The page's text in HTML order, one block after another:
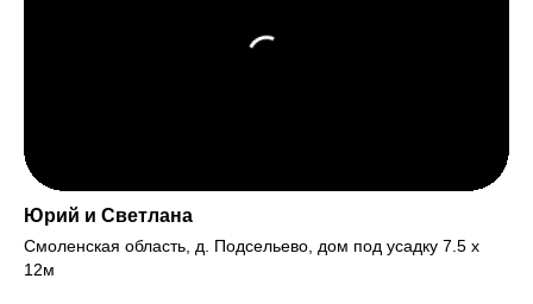
Юрий и Светлана
Смоленская область, д. Подсельево, дом под усадку 7.5 х
12м